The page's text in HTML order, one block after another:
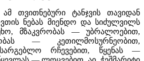
თვითნებური ტანჯვის თავიდან
ნებას მიენდო და სიძულვილს
მზაკვრობას — უბრალოებით,
— კეთილმოსურნეობით,
რჩევებით, წყენას —